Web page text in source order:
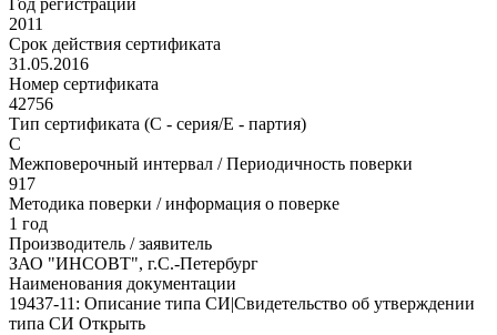
Год регистрации
2011
Срок действия сертификата
31.05.2016
Номер сертификата
42756
Тип сертификата (C - серия/E - партия)
С
Межповерочный интервал / Периодичность поверки
917
Методика поверки / информация о поверке
1 год
Производитель / заявитель
ЗАО "ИНСОВТ", г.С.-Петербург
Наименования документации
19437-11: Описание типа СИ|Свидетельство об утверждении
типа СИ Открыть